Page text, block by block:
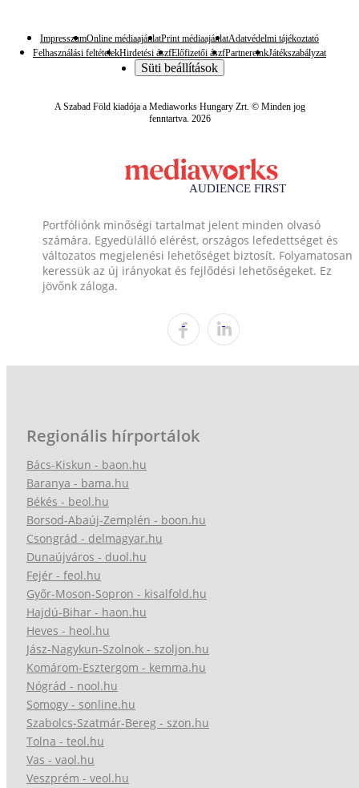
ImpresszumOnline médiaajánlatPrint médiaajánlatAdatvédelmi tájékoztató
Felhasználási feltételekHirdetési ászfElőfizetői ászfPartnereinkJátékszabályzat
Süti beállítások
A Szabad Föld kiadója a Mediaworks Hungary Zrt. © Minden jog
fenntartva. 2026
Portfóliónk minőségi tartalmat jelent minden olvasó
számára. Egyedülálló elérést, országos lefedettséget és
változatos megjelenési lehetőséget biztosít. Folyamatosan
keressük az új irányokat és fejlődési lehetőségeket. Ez
jövőnk záloga.
Regionális hírportálok
Bács-Kiskun - baon.hu
Baranya - bama.hu
Békés - beol.hu
Borsod-Abaúj-Zemplén - boon.hu
Csongrád - delmagyar.hu
Dunaújváros - duol.hu
Fejér - feol.hu
Győr-Moson-Sopron - kisalfold.hu
Hajdú-Bihar - haon.hu
Heves - heol.hu
Jász-Nagykun-Szolnok - szoljon.hu
Komárom-Esztergom - kemma.hu
Nógrád - nool.hu
Somogy - sonline.hu
Szabolcs-Szatmár-Bereg - szon.hu
Tolna - teol.hu
Vas - vaol.hu
Veszprém - veol.hu